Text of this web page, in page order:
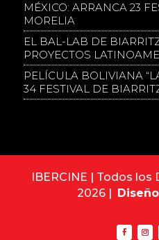
MÉXICO: ARRANCA 23
MORELIA
EL BAL-LAB DE
PROYECTOS
PELÍCULA BOLIVIANA
34 FESTIVAL DE
IBERCINE | Todos
2026 |